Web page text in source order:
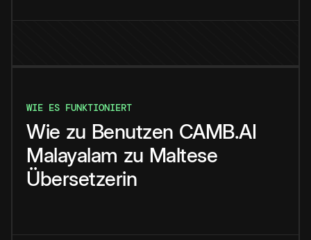
WIE ES FUNKTIONIERT
Wie zu Benutzen CAMB.AI
Malayalam zu Maltese
Übersetzerin